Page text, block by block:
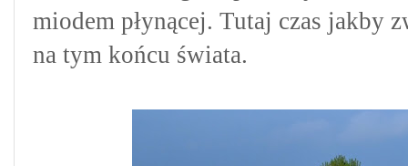
miodem płynącej. Tutaj czas jakby
na tym końcu świata.